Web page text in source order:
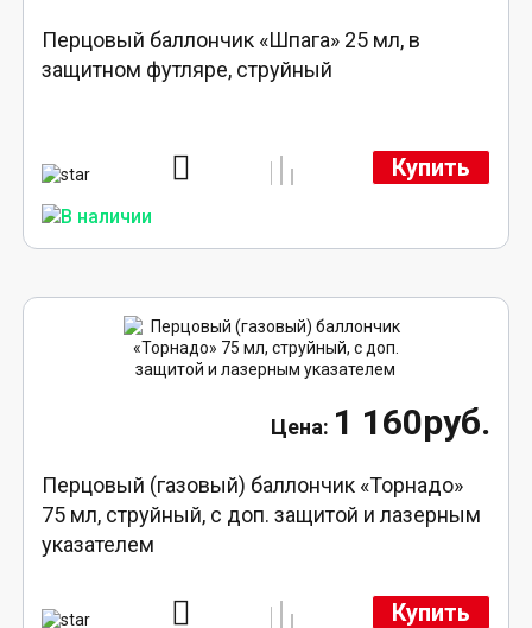
Перцовый баллончик «Шпага» 25 мл, в
защитном футляре, струйный
Купить
1 160руб.
Перцовый (газовый) баллончик «Торнадо»
75 мл, струйный, с доп. защитой и лазерным
указателем
Купить